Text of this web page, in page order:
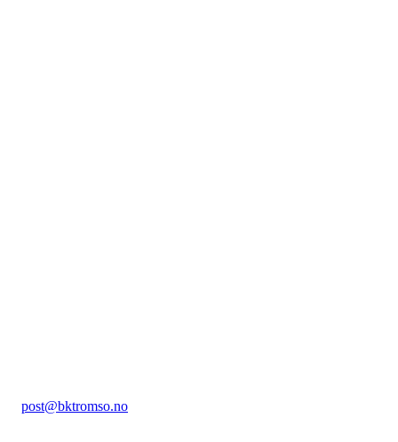
post@bktromso.no